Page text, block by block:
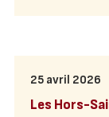
25 avril 2026
Les Hors-